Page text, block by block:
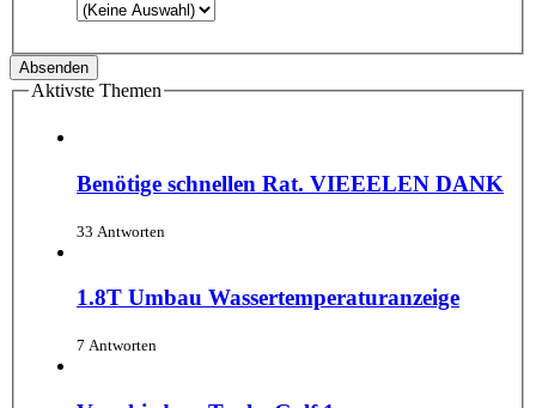
Aktivste Themen
Benötige schnellen Rat. VIEEELEN DANK
33 Antworten
1.8T Umbau Wassertemperaturanzeige
7 Antworten